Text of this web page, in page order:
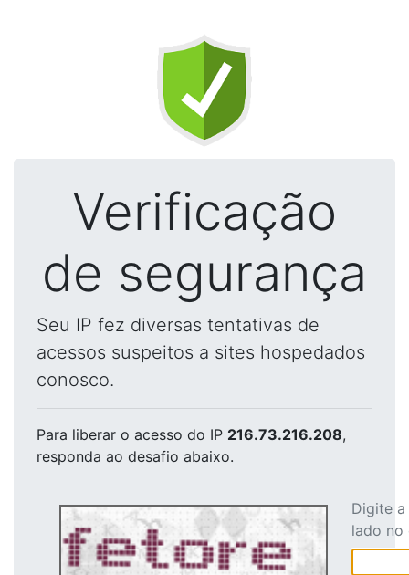
Verificação
de segurança
Seu IP fez diversas tentativas de
acessos suspeitos a sites hospedados
conosco.
Para liberar o acesso do IP 216.73.216.208,
responda ao desafio abaixo.
Digite
lado no